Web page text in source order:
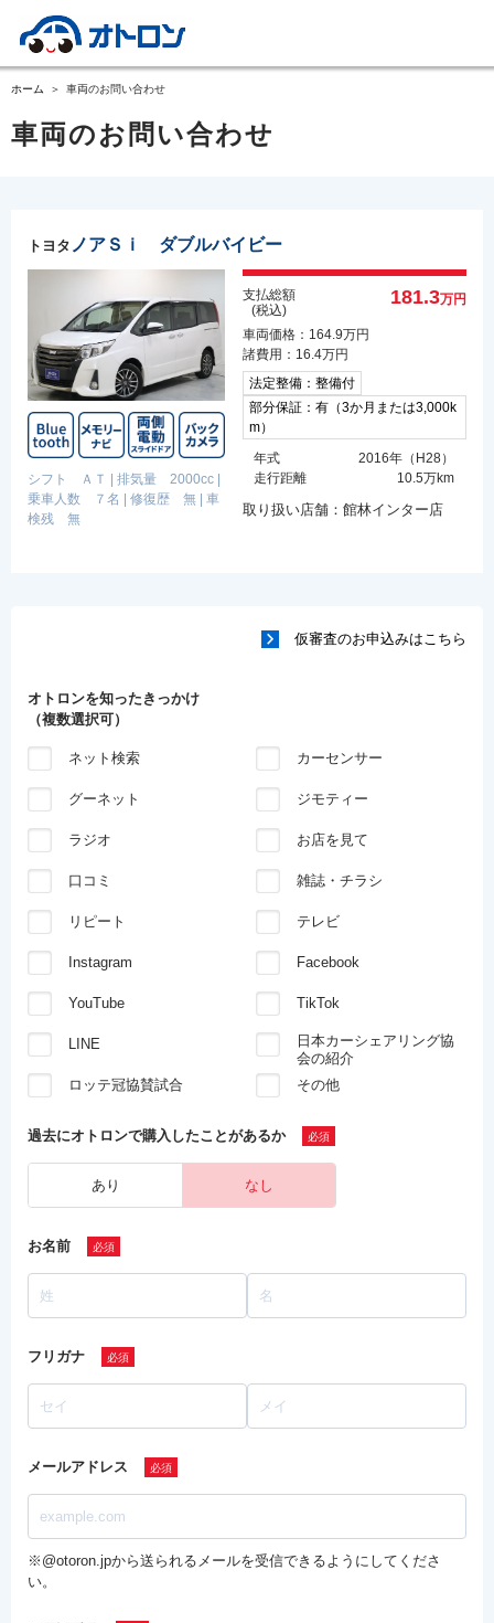
ホーム 車両のお問い合わせ
車両のお問い合わせ
トヨタ ノアＳｉ ダブルバイビー
シフト ＡＴ 排気量 2000cc
乗車人数 ７名
修復歴 無
車
検残 無
支払総額
(税込)
181.3万円
車両価格：164.9万円
諸費用：16.4万円
法定整備：整備付
部分保証：有（3か月または3,000k
m）
年式
2016年（H28）
走行距離
10.5万km
取り扱い店舗：館林インター店
仮審査のお申込みはこちら
オトロンを知ったきっかけ
（複数選択可）
ネット検索 カーセンサー
グーネット ジモティー
ラジオ お店を見て
口コミ 雑誌・チラシ
リピート テレビ
Instagram Facebook
YouTube TikTok
LINE
日本カーシェアリング協
会の紹介
ロッテ冠協賛試合
その他
過去にオトロンで購入したことがあるか
あり なし
お名前
フリガナ
メールアドレス
※@otoron.jpから送られるメールを受信できるようにしてくださ
い。